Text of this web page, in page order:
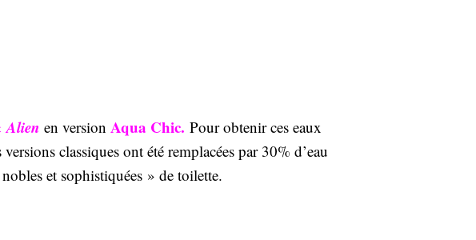
Alien en version Aqua Chic. Pour obtenir ces eaux
classiques ont été remplacées par 30% d’eau
et sophistiquées » de toilette.